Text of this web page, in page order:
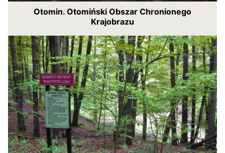
Otomin. Otomiński Obszar Chronionego
Krajobrazu